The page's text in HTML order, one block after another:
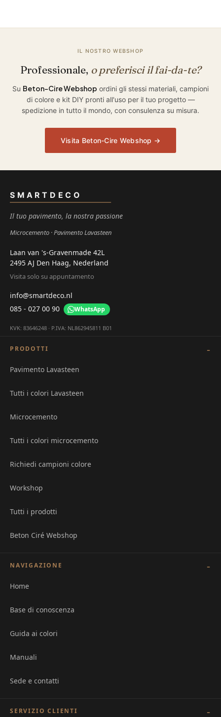
IL NOSTRO WEBSHOP
Professionale, o preferisci il fai-da-te?
Su Beton-Cire Webshop ordini gli stessi materiali, campioni
di colore e kit DIY pronti all'uso per il tuo progetto —
spedizione in tutto il mondo, con consulenza su misura.
Visita Beton-Cire Webshop →
SMARTDECO
Il tuo pavimento, la nostra passione
Microcemento Pavimento Lavasteen
Laan van 's-Gravenmade 42L
2495 AJ Den Haag, Nederland
Visita solo su appuntamento
info@smartdeco.nl
085 - 027 00 90
WhatsApp
KVK: 83646248 · P.IVA: NL862945811 B01
PRODOTTI
Pavimento Lavasteen
Tutti i colori Lavasteen
Microcemento
Tutti i colori microcemento
Richiedi campioni colore
Workshop
Tutti i prodotti
Beton Ciré Webshop
NAVIGAZIONE
Home
Base di conoscenza
Guida ai colori
Manuali
Sede e contatti
SERVIZIO CLIENTI